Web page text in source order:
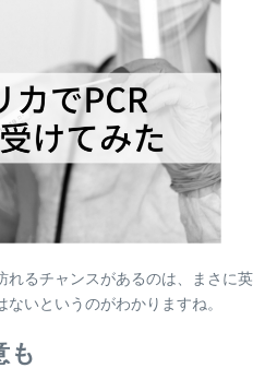
れるチャンスがあるのは、まさに英
いというのがわかりますね。
も